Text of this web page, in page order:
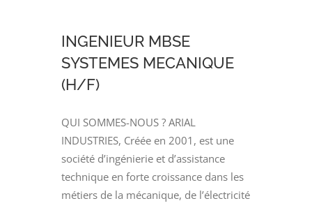
INGENIEUR MBSE
SYSTEMES MECANIQUE
(H/F)
QUI SOMMES-NOUS ? ARIAL
INDUSTRIES, Créée en 2001, est une
société d’ingénierie et d’assistance
technique en forte croissance dans les
métiers de la mécanique, de l’électricité